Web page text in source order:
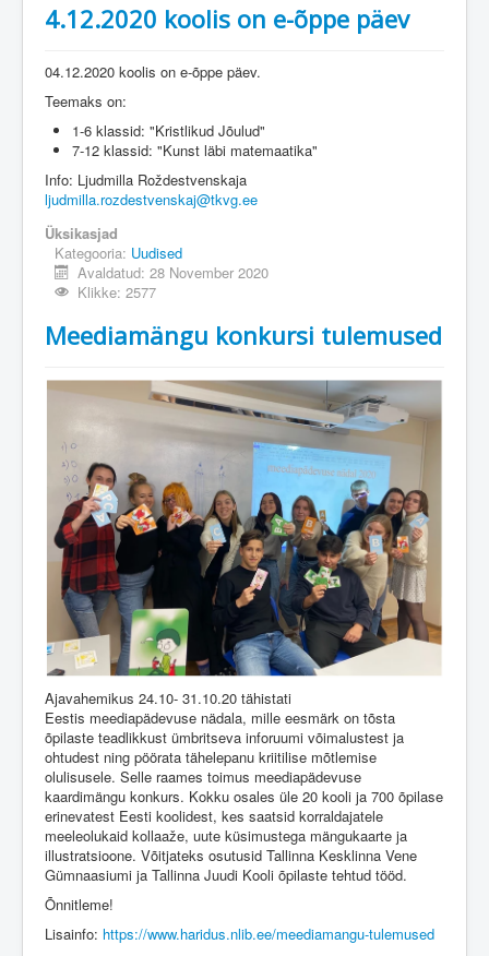
4.12.2020 koolis on e-õppe päev
04.12.2020 koolis on e-õppe päev.
Teemaks on:
1-6 klassid: "Kristlikud Jõulud"
7-12 klassid: "Kunst läbi matemaatika"
Info: Ljudmilla Roždestvenskaja
ljudmilla.rozdestvenskaj@tkvg.ee
Üksikasjad
Kategooria: Uudised
Avaldatud: 28 November 2020
Klikke: 2577
Meediamängu konkursi tulemused
Ajavahemikus 24.10- 31.10.20 tähistati
Eestis meediapädevuse nädala, mille eesmärk on tõsta
õpilaste teadlikkust ümbritseva inforuumi võimalustest ja
ohtudest ning pöörata tähelepanu kriitilise mõtlemise
olulisusele. Selle raames toimus meediapädevuse
kaardimängu konkurs. Kokku osales üle 20 kooli ja 700 õpilase
erinevatest Eesti koolidest, kes saatsid korraldajatele
meeleolukaid kollaaže, uute küsimustega mängukaarte ja
illustratsioone. Võitjateks osutusid Tallinna Kesklinna Vene
Gümnaasiumi ja Tallinna Juudi Kooli õpilaste tehtud tööd.
Õnnitleme!
Lisainfo: https://www.haridus.nlib.ee/meediamangu-tulemused